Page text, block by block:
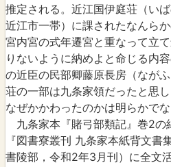
推定される。近江国伊庭荘（い
近江市一帯）に課されたなんら
宮内宮の式年遷宮と重なって立
りないように納めよと命じる内
の近臣の民部卿藤原長房（なが
荘の一部は九条家領だったと思
なぜかかわったのかは明らかでな
九条家本『賭弓部類記』巻2の
『図書寮叢刊 九条家本紙背文
書陵部，令和2年3月刊）に全文